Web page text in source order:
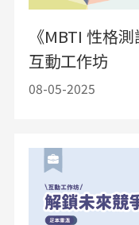
《MBTI 性格
互動工作坊
08-05-2025